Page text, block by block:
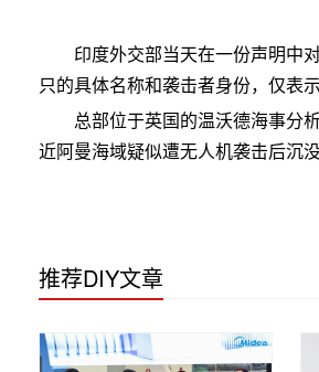
印度外交部当天在一份声明中
只的具体名称和袭击者身份，仅表
总部位于英国的温沃德海事分
近阿曼海域疑似遭无人机袭击后沉
推荐DIY文章